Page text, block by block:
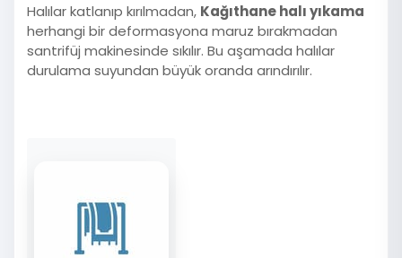
Halılar katlanıp kırılmadan, Kağıthane halı yıkama
herhangi bir deformasyona maruz bırakmadan
santrifüj makinesinde sıkılır. Bu aşamada halılar
durulama suyundan büyük oranda arındırılır.